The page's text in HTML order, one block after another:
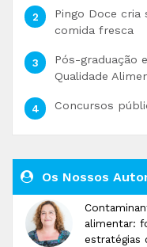
Pingo Doce cria
comida fresca
Pós-graduação
Qualidade
Concursos
Os Nossos
alimentar:
estratégias